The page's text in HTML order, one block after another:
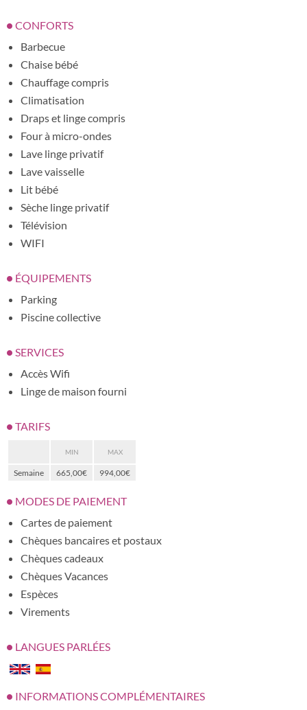
CONFORTS
Barbecue
Chaise bébé
Chauffage compris
Climatisation
Draps et linge compris
Four à micro-ondes
Lave linge privatif
Lave vaisselle
Lit bébé
Sèche linge privatif
Télévision
WIFI
ÉQUIPEMENTS
Parking
Piscine collective
SERVICES
Accès Wifi
Linge de maison fourni
TARIFS
MIN MAX
Semaine 665,00€ 994,00€
MODES DE PAIEMENT
Cartes de paiement
Chèques bancaires et postaux
Chèques cadeaux
Chèques Vacances
Espèces
Virements
LANGUES PARLÉES
INFORMATIONS COMPLÉMENTAIRES